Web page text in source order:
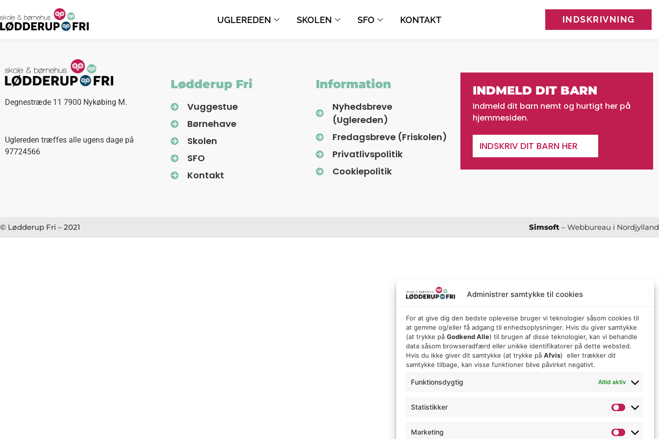
Administrer samtykke til cookies
For at give dig den bedste oplevelse bruger vi teknologier såsom cookies til
at gemme og/eller få adgang til enhedsoplysninger. Hvis du giver samtykke
(at trykke på Godkend Alle) til brugen af ​​disse teknologier, kan vi behandle
data såsom browseradfærd eller unikke identifikatorer på dette websted.
Hvis du ikke giver dit samtykke (at trykke på Afvis) eller trækker dit
samtykke tilbage, kan visse funktioner blive påvirket negativt.
Funktionsdygtig Altid aktiv
Statistikker
Marketing
UGLEREDEN SKOLEN SFO KONTAKT INDSKRIVNING
Degnestræde 11 7900 Nykøbing M.
Uglereden træffes alle ugens dage på
97724566
Lødderup Fri
Vuggestue
Børnehave
Skolen
SFO
Kontakt
Information
Nyhedsbreve
(Uglereden)
Fredagsbreve (Friskolen)
Privatlivspolitik
Cookiepolitik
INDMELD DIT BARN
Indmeld dit barn nemt og hurtigt her på
hjemmesiden.
INDSKRIV DIT BARN HER
© Lødderup Fri – 2021 Simsoft – Webbureau i Nordjylland